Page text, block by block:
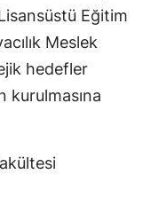
Eğitim
Meslek
hedefler
kurulmasına